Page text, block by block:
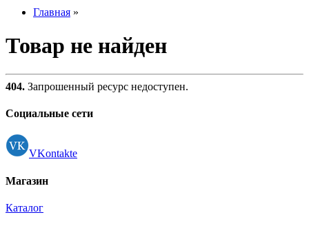
Главная »
Товар не найден
404. Запрошенный ресурс недоступен.
Социальные сети
VKontakte
Магазин
Каталог